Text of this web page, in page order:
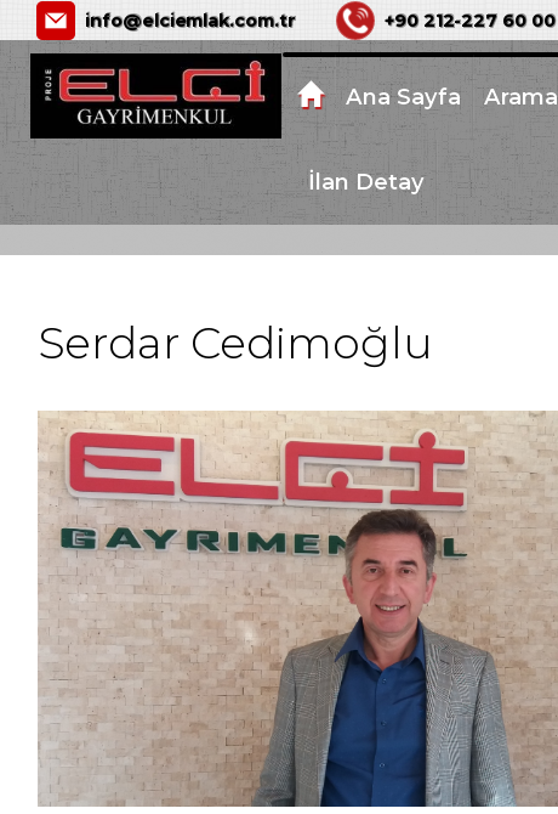
ELÇİ GAYRİMENKUL
info@elciemlak.com.tr +90 212-227 60 00
Ana Sayfa Arama
İlan Detay
Serdar Cedimoğlu